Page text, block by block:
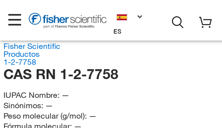
ES
Fisher Scientific
Productos
1-2-7758
CAS RN 1-2-7758
IUPAC Nombre: —
Sinónimos: —
Peso molecular (g/mol): —
Fórmula molecular: —